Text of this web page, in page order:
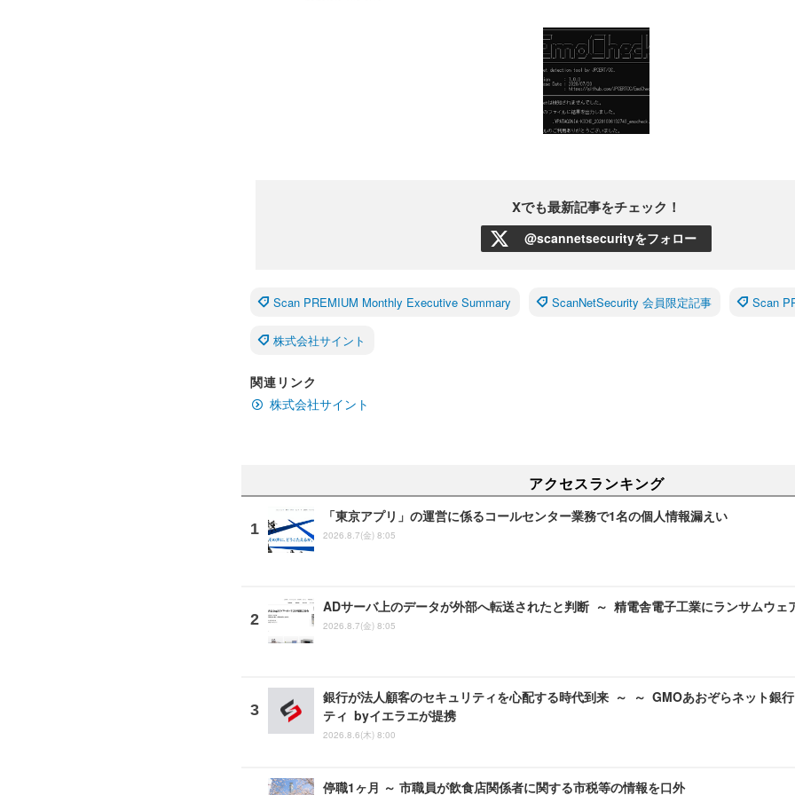
Xでも最新記事をチェック！
@scannetsecurityをフォロー
Scan PREMIUM Monthly Executive Summary ScanNetSecurity 会員限定記事 Scan
株式会社サイント
関連リンク
株式会社サイント
アクセスランキング
「東京アプリ」の運営に係るコールセンター業務で1名の個人情報漏えい
2026.8.7(金) 8:05
ADサーバ上のデータが外部へ転送されたと判断 ～ 精電舎電子工業にランサムウェ
2026.8.7(金) 8:05
銀行が法人顧客のセキュリティを心配する時代到来 ～ ～ GMOあおぞらネット銀
ティ byイエラエが提携
2026.8.6(木) 8:00
停職1ヶ月 ～ 市職員が飲食店関係者に関する市税等の情報を口外